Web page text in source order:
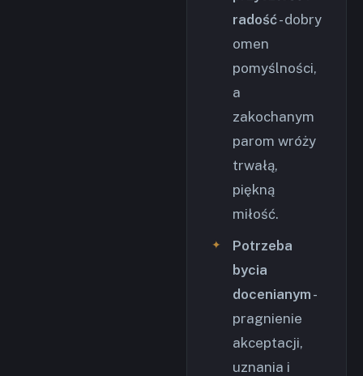
radość- dobry
omen
pomyślności,
a
zakochanym
parom wróży
trwałą,
piękną
miłość.
Potrzeba
bycia
docenianym -
pragnienie
akceptacji,
uznania i